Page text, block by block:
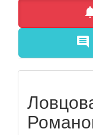
comment